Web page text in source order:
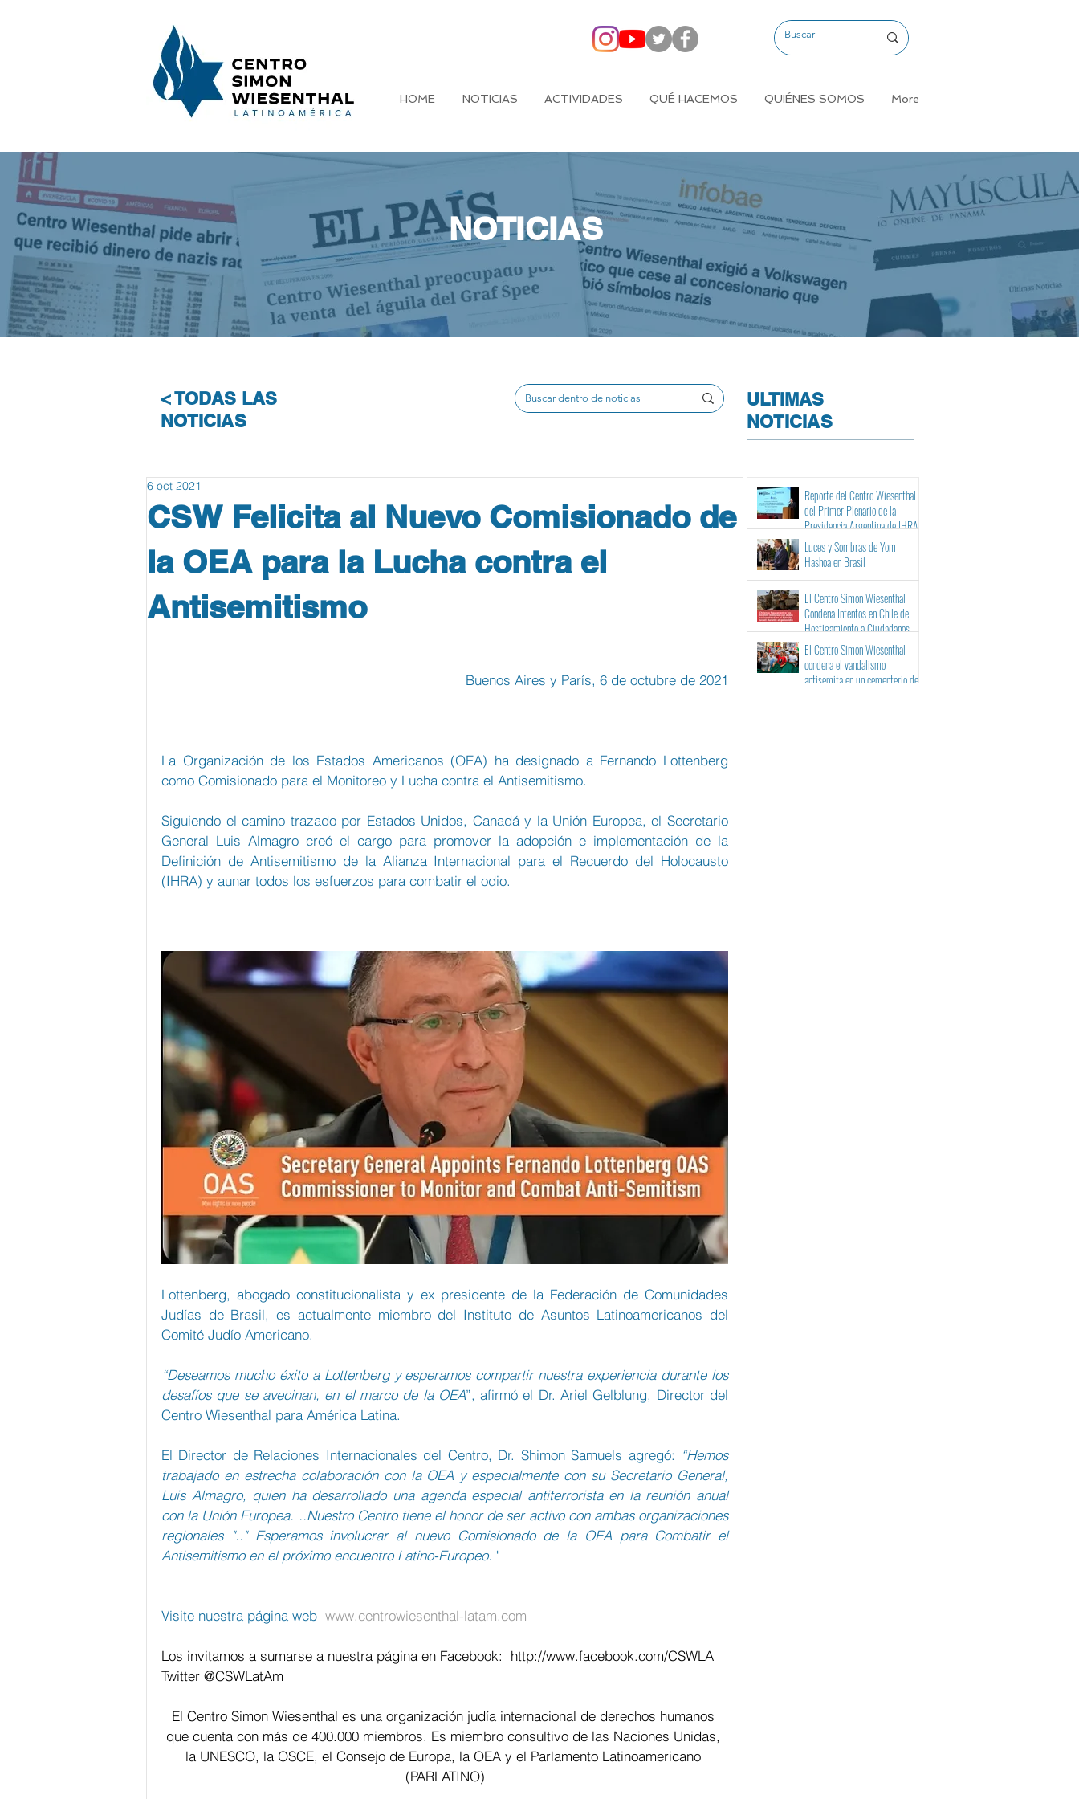
HOME NOTICIAS ACTIVIDADES QUÉ HACEMOS QUIÉNES SOMOS More
NOTICIAS
< TODAS LAS
NOTICIAS
CSW Felicita al Nuevo Comisionado de
la OEA para la Lucha contra el
Antisemitismo
6 oct 2021
Buenos Aires y París, 6 de octubre de 2021
La Organización de los Estados Americanos (OEA) ha designado a Fernando Lottenberg
como Comisionado para el Monitoreo y Lucha contra el Antisemitismo.
Siguiendo el camino trazado por Estados Unidos, Canadá y la Unión Europea, el Secretario
General Luis Almagro creó el cargo para promover la adopción e implementación de la
Definición de Antisemitismo de la Alianza Internacional para el Recuerdo del Holocausto
(IHRA) y aunar todos los esfuerzos para combatir el odio.
Lottenberg, abogado constitucionalista y ex presidente de la Federación de Comunidades
Judías de Brasil, es actualmente miembro del Instituto de Asuntos Latinoamericanos del
Comité Judío Americano.
“Deseamos mucho éxito a Lottenberg y esperamos compartir nuestra experiencia durante los
desafíos que se avecinan, en el marco de la OEA”, afirmó el Dr. Ariel Gelblung, Director del
Centro Wiesenthal para América Latina.
El Director de Relaciones Internacionales del Centro, Dr. Shimon Samuels agregó: “Hemos
trabajado en estrecha colaboración con la OEA y especialmente con su Secretario General,
Luis Almagro, quien ha desarrollado una agenda especial antiterrorista en la reunión anual
con la Unión Europea. ..Nuestro Centro tiene el honor de ser activo con ambas organizaciones
regionales ".." Esperamos involucrar al nuevo Comisionado de la OEA para Combatir el
Antisemitismo en el próximo encuentro Latino-Europeo. "
Visite nuestra página web www.centrowiesenthal-latam.com
Los invitamos a sumarse a nuestra página en Facebook: http://www.facebook.com/CSWLA
Twitter @CSWLatAm
El Centro Simon Wiesenthal es una organización judía internacional de derechos humanos
que cuenta con más de 400.000 miembros. Es miembro consultivo de las Naciones Unidas,
la UNESCO, la OSCE, el Consejo de Europa, la OEA y el Parlamento Latinoamericano
(PARLATINO)
ULTIMAS
NOTICIAS
Reporte del Centro Wiesenthal
del Primer Plenario de la
Presidencia Argentina de IHRA
Luces y Sombras de Yom
Hashoa en Brasil
El Centro Simon Wiesenthal
Condena Intentos en Chile de
Hostigamiento a Ciudadanos
Israelíes y Binacionales ante sus
Tribunales
El Centro Simon Wiesenthal
condena el vandalismo
antisemita en un cementerio de